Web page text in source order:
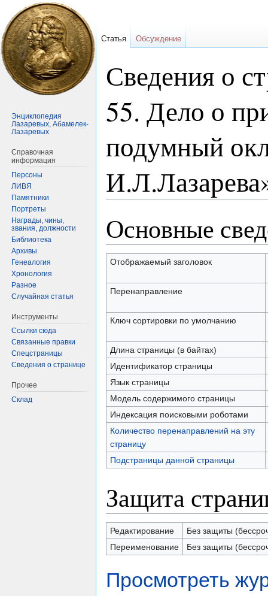
Сведения о
55. Дело о
подумный
к
навигации
к
поиску
Основные
Отображаемый заголовок
Перенаправление
Ключ сортировки по умолчанию
Длина страницы (в байтах)
Идентификатор страницы
Язык страницы
Модель содержимого страницы
Индексация поисковыми роботами
Количество перенаправлений на эту
страницу
Подстраницы данной страницы
Защита
Редактирование
Без защиты
Переименование
Без защиты
Просмотреть
Статья Обсуждение
Энциклопедия
Лазаревых, Абамелек-
Лазаревых
Справочная
информация
Персоны
ЛИВЯ
Памятники
Портреты
Награды, чины,
звания, должности
Библиотека
Архивы
Генеалогия
Хронология
Разное
Случайная статья
Инструменты
Ссылки сюда
Связанные правки
Спецстраницы
Сведения о странице
Прочее
Склад